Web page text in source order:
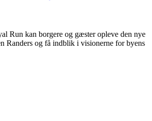
Run kan borgere og gæster opleve den nye
Randers og få indblik i visionerne for byens